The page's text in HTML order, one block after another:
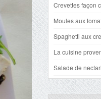
Crevettes façon
Moules aux
Spaghetti aux
La cuisine
Salade de